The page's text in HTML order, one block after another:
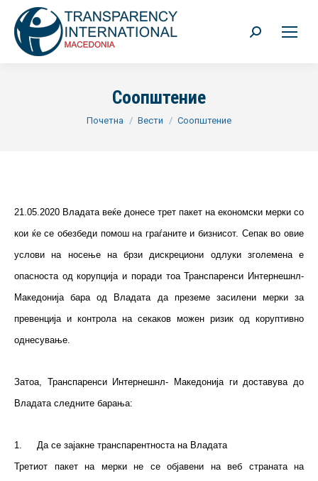
Search:
Соопштение
You are here:
Почетна Вести Соопштение
21.05.2020 Владата веќе донесе трет пакет на економски мерки со
кои ќе се обезбеди помош на граѓаните и бизнисот. Сепак во овие
услови на носење на брзи дискрециони одлуки зголемена е
опасноста од корупција и поради тоа Транспаренси Интернешнл-
Македонија бара од Владата да преземе засилени мерки за
превенција и контрола на секаков можен ризик од коруптивно
однесување.
Затоа, Транспаренси Интернешнл- Македонија ги доставува до
Владата следните барања:
1.
Да се зајакне транспарентноста на Владата
Третиот пакет на мерки не се објавени на веб страната на